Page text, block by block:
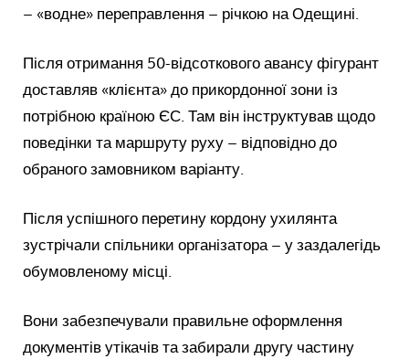
– «водне» переправлення – річкою на Одещині.
Після отримання 50-відсоткового авансу фігурант
доставляв «клієнта» до прикордонної зони із
потрібною країною ЄС. Там він інструктував щодо
поведінки та маршруту руху – відповідно до
обраного замовником варіанту.
Після успішного перетину кордону ухилянта
зустрічали спільники організатора – у заздалегідь
обумовленому місці.
Вони забезпечували правильне оформлення
документів утікачів та забирали другу частину